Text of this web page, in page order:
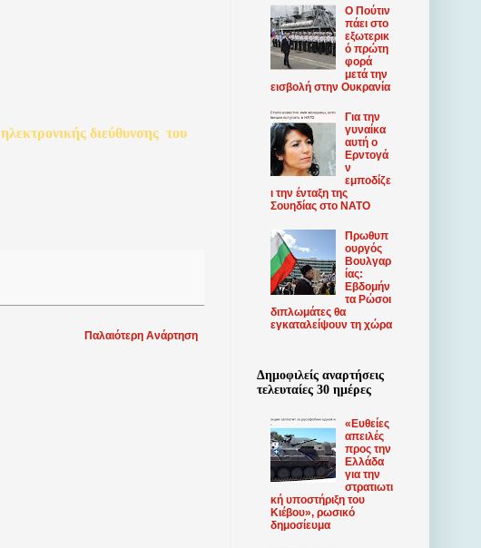
ηλεκτρονικής διεύθυνσης του
Παλαιότερη Ανάρτηση
Ο Πούτιν
πάει στο
εξωτερικ
ό πρώτη
φορά
μετά την
εισβολή στην Ουκρανία
Για την
γυναίκα
αυτή ο
Ερντογά
ν
εμποδίζε
ι την ένταξη της
Σουηδίας στο ΝΑΤΟ
Πρωθυπ
ουργός
Βουλγαρ
ίας:
Εβδομήν
τα Ρώσοι
διπλωμάτες θα
εγκαταλείψουν τη χώρα
Δημοφιλείς αναρτήσεις
τελευταίες 30 ημέρες
«Ευθείες
απειλές
προς την
Ελλάδα
για την
στρατιωτι
κή υποστήριξη του
Κιέβου», ρωσικό
δημοσίευμα